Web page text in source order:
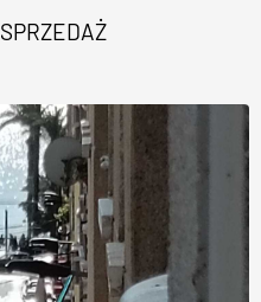
SPRZEDAŻ